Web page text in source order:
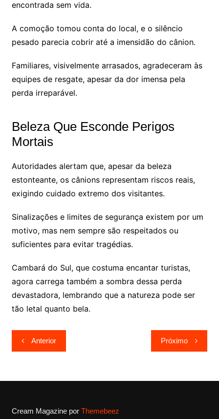
encontrada sem vida.
A comoção tomou conta do local, e o silêncio
pesado parecia cobrir até a imensidão do cânion.
Familiares, visivelmente arrasados, agradeceram às
equipes de resgate, apesar da dor imensa pela
perda irreparável.
Beleza Que Esconde Perigos
Mortais
Autoridades alertam que, apesar da beleza
estonteante, os cânions representam riscos reais,
exigindo cuidado extremo dos visitantes.
Sinalizações e limites de segurança existem por um
motivo, mas nem sempre são respeitados ou
suficientes para evitar tragédias.
Cambará do Sul, que costuma encantar turistas,
agora carrega também a sombra dessa perda
devastadora, lembrando que a natureza pode ser
tão letal quanto bela.
Navegação
de
Anterior Próximo
Cream Magazine por Themebeez